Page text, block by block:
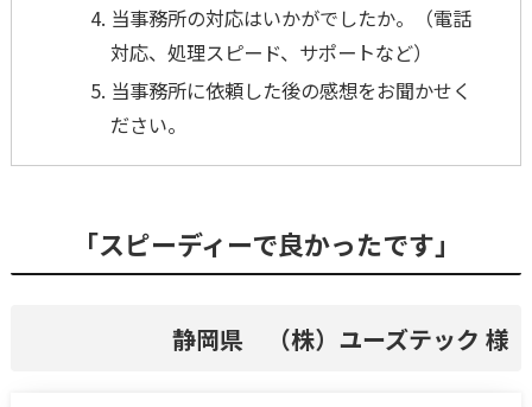
当事務所の対応はいかがでしたか。（電話
対応、処理スピード、サポートなど）
当事務所に依頼した後の感想をお聞かせく
ださい。
「スピーディーで良かったです」
静岡県 （株）ユーズテック 様